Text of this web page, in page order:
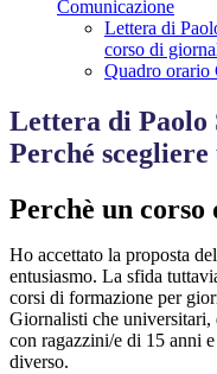
Comunicazione
Lettera di
corso di
Quadro orario
Lettera di Paolo
Perché
Perchè un
Ho accettato la proposta
entusiasmo. La sfida
corsi di formazione per
Giornalisti che universitari,
con ragazzini/e di 15 anni
diverso.